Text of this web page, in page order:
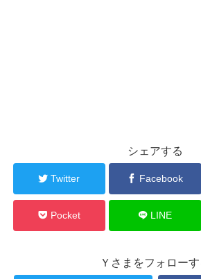
シェアする
Twitter Facebook
Pocket LINE
Ｙさまをフォローす